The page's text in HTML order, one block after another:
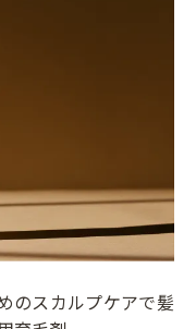
のスカルプケアで髪